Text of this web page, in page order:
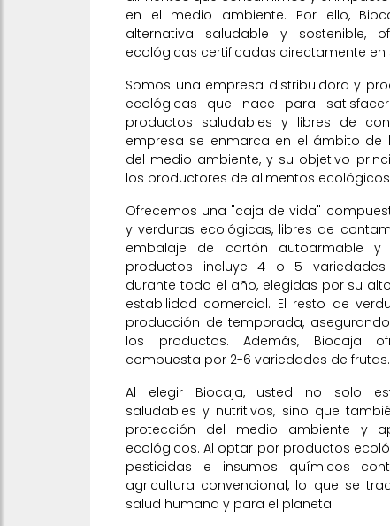
en el medio ambiente. Por ello,
alternativa saludable y sostenible,
ecológicas certificadas directamente en
Somos una empresa distribuidora y
ecológicas que nace para
productos saludables y libres de
empresa se enmarca en el ámbito de
del medio ambiente, y su objetivo
los productores de alimentos
Ofrecemos una "caja de vida"
y verduras ecológicas, libres de
embalaje de cartón autoarmable y
productos incluye 4 o 5 variedades
durante todo el año, elegidas por su
estabilidad comercial. El resto de
producción de temporada,
los productos. Además, Biocaja
compuesta por 2-6 variedades de frutas.
Al elegir Biocaja, usted no solo
saludables y nutritivos, sino que
protección del medio ambiente y
ecológicos. Al optar por productos
pesticidas e insumos químicos
agricultura convencional, lo que se
salud humana y para el planeta.